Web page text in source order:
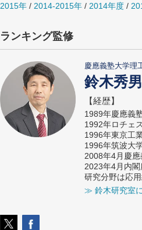
2015年 / 2014-2015年 / 2014年度 /
ランキング監修
慶應義塾大学理
鈴木秀男
【経歴】
1989年慶應義
1992年ロチェ
1996年東京工
1996年筑波大
2008年4月慶
2023年4月内
研究分野は応
≫ 鈴木研究室